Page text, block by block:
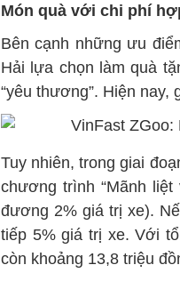
Món quà với chi phí
Bên cạnh những ưu
Hải lựa chọn làm quà
“yêu thương”. Hiện nay,
Tuy nhiên, trong giai
chương trình “Mãnh
đương 2% giá trị xe).
tiếp 5% giá trị xe. Với
còn khoảng 13,8 triệu